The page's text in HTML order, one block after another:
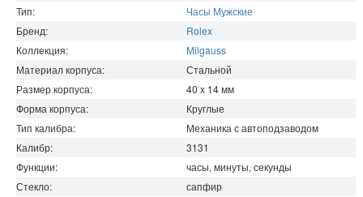
Тип:
Часы Мужские
Бренд:
Rolex
Коллекция:
Milgauss
Материал корпуса:
Стальной
Размер корпуса:
40 x 14мм
Форма корпуса:
Круглые
Тип калибра:
Механика с автоподзаводом
Калибр:
3131
Функции:
часы, минуты, секунды
Стекло:
сапфир